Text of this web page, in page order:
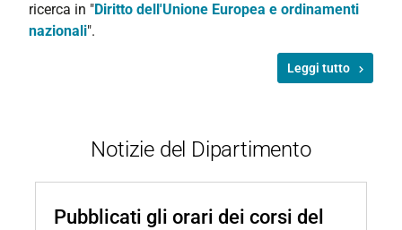
ricerca in "Diritto dell'Unione Europea e ordinamenti
nazionali".
Leggi tutto
Notizie del Dipartimento
Pubblicati gli orari dei corsi del